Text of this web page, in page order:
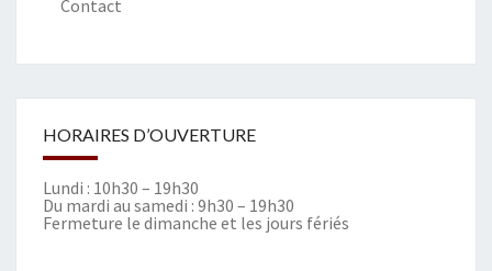
Contact
HORAIRES D’OUVERTURE
Lundi : 10h30 – 19h30
Du mardi au samedi : 9h30 – 19h30
Fermeture le dimanche et les jours fériés